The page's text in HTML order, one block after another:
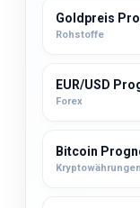
Goldpreis
Rohstoffe
EUR/USD
Forex
Bitcoin
Kryptowährungen